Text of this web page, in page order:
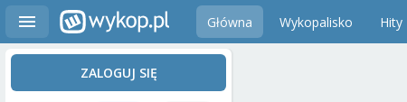
Główna Wykopalisko Hity
ZALOGUJ SIĘ